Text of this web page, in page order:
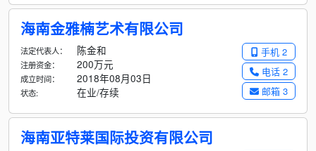
海南金雅楠艺术有限公司
手机 2
电话 2
邮箱 3
法定代表人： 陈金和
注册资金： 200万元
成立时间： 2018年08月03日
状态: 在业/存续
海南亚特莱国际投资有限公司